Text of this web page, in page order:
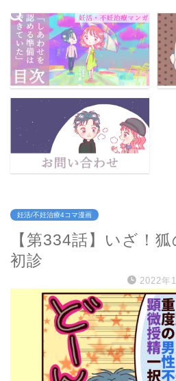
妊活/不妊治療4コマ漫画
【第334話】いざ！
初診
2022年